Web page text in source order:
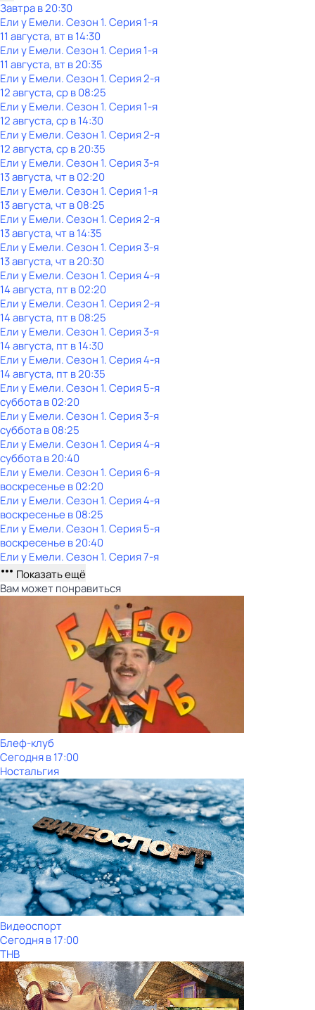
Завтра в 20:30
Ели у Емели. Сезон 1. Серия 1-я
11 августа, вт в 14:30
Ели у Емели. Сезон 1. Серия 1-я
11 августа, вт в 20:35
Ели у Емели. Сезон 1. Серия 2-я
12 августа, ср в 08:25
Ели у Емели. Сезон 1. Серия 1-я
12 августа, ср в 14:30
Ели у Емели. Сезон 1. Серия 2-я
12 августа, ср в 20:35
Ели у Емели. Сезон 1. Серия 3-я
13 августа, чт в 02:20
Ели у Емели. Сезон 1. Серия 1-я
13 августа, чт в 08:25
Ели у Емели. Сезон 1. Серия 2-я
13 августа, чт в 14:35
Ели у Емели. Сезон 1. Серия 3-я
13 августа, чт в 20:30
Ели у Емели. Сезон 1. Серия 4-я
14 августа, пт в 02:20
Ели у Емели. Сезон 1. Серия 2-я
14 августа, пт в 08:25
Ели у Емели. Сезон 1. Серия 3-я
14 августа, пт в 14:30
Ели у Емели. Сезон 1. Серия 4-я
14 августа, пт в 20:35
Ели у Емели. Сезон 1. Серия 5-я
субботав02:20
Ели у Емели. Сезон 1. Серия 3-я
субботав08:25
Ели у Емели. Сезон 1. Серия 4-я
субботав20:40
Ели у Емели. Сезон 1. Серия 6-я
воскресенье в02:20
Ели у Емели. Сезон 1. Серия 4-я
воскресенье в08:25
Ели у Емели. Сезон 1. Серия 5-я
воскресенье в20:40
Ели у Емели. Сезон 1. Серия 7-я
Показать ещё
Вам может понравиться
Блеф-клуб
Сегодня в 17:00
Ностальгия
Видеоспорт
Сегодня в 17:00
ТНВ